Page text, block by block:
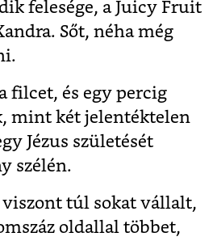
felesége, a Juicy Fruit
Sőt, néha még
filcet, és egy percig
mint két jelentéktelen
Jézus születését
szélén.
viszont túl sokat vállalt,
oldallal többet,